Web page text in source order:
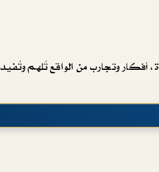
أفكار وتجارب من الواقع تُلهم وتُفيد